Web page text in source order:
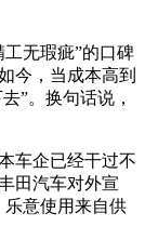
无瑕疵”的口碑
今，当成本高到
”。换句话说，
车企已经干过不
田汽车对外宣
乐意使用来自供